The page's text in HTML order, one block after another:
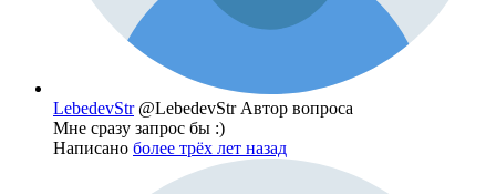
LebedevStr @LebedevStr Автор вопроса
Мне сразу запрос бы :)
Написано более трёх лет назад